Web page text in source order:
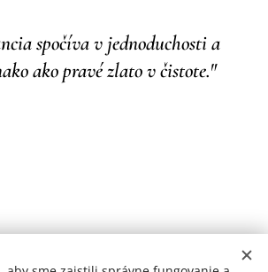
spočíva v jednoduchosti a
ako pravé zlato v čistote."